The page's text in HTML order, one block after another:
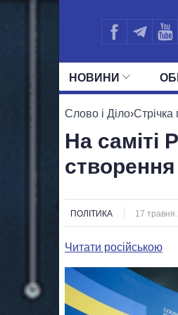
НОВИНИ
Слово і Діло›Стрічка
На саміті
створення
ПОЛІТИКА 17 травня
Читати російською